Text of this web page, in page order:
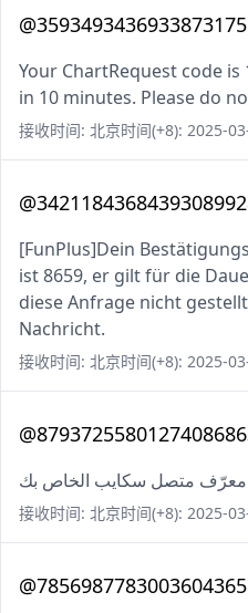
Your ChartRequest code
in 10 minutes. Please do
接收时间: 北京时间(+8): 2025-
[FunPlus]Dein
ist 8659, er gilt für die
diese Anfrage nicht
Nachricht.
接收时间: 北京时间(+8): 2025-
接收时间: 北京时间(+8): 2025-